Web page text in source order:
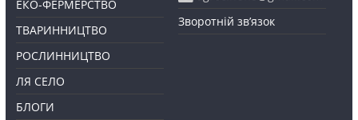
ЕКО-ФЕРМЕРСТВО
ТВАРИННИЦТВО
РОСЛИННИЦТВО
ЛЯ СЕЛО
БЛОГИ
Зворотній зв’язок